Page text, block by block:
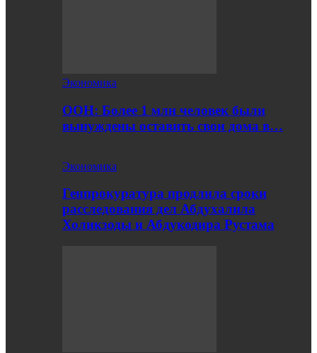
Экономика
ООН: Более 1 млн человек были
вынуждены оставить свои дома в…
Экономика
Генпрокуратура продлила сроки
расследования дел Абдухалила
Холикзоды и Абдукодира Рустама